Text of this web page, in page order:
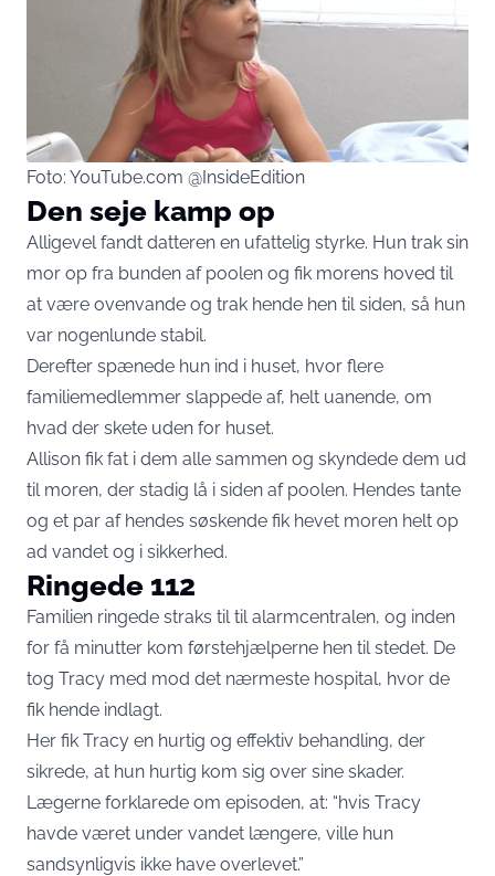
Foto: YouTube.com @InsideEdition
Den seje kamp op
Alligevel fandt datteren en ufattelig styrke. Hun trak sin
mor op fra bunden af poolen og fik morens hoved til
at være ovenvande og trak hende hen til siden, så hun
var nogenlunde stabil.
Derefter spænede hun ind i huset, hvor flere
familiemedlemmer slappede af, helt uanende, om
hvad der skete uden for huset.
Allison fik fat i dem alle sammen og skyndede dem ud
til moren, der stadig lå i siden af poolen. Hendes tante
og et par af hendes søskende fik hevet moren helt op
ad vandet og i sikkerhed.
Ringede 112
Familien ringede straks til til alarmcentralen, og inden
for få minutter kom førstehjælperne hen til stedet. De
tog Tracy med mod det nærmeste hospital, hvor de
fik hende indlagt.
Her fik Tracy en hurtig og effektiv behandling, der
sikrede, at hun hurtig kom sig over sine skader.
Lægerne forklarede om episoden, at: “hvis Tracy
havde været under vandet længere, ville hun
sandsynligvis ikke have overlevet.”